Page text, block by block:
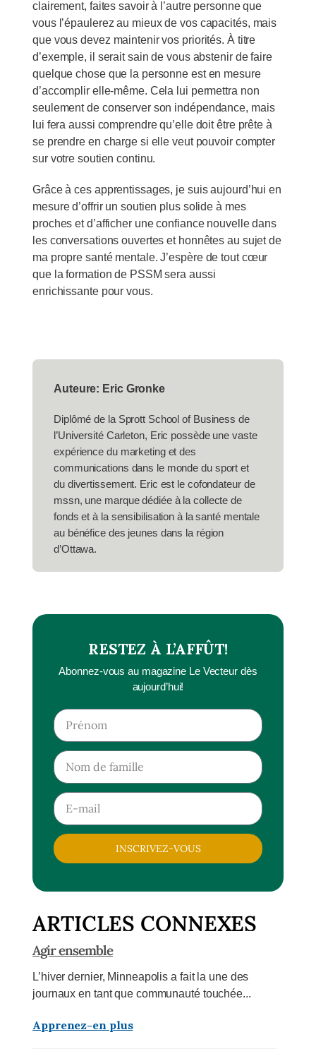
RESTEZ À L’AFFÛT!
Abonnez-vous au magazine Le Vecteur dès
aujourd’hui!
INSCRIVEZ-VOUS
ARTICLES CONNEXES
Agir ensemble
L’hiver dernier, Minneapolis a fait la une des
journaux en tant que communauté touchée...
Apprenez-en plus
clairement, faites savoir à l’autre personne que
vous l’épaulerez au mieux de vos capacités, mais
que vous devez maintenir vos priorités. À titre
d’exemple, il serait sain de vous abstenir de faire
quelque chose que la personne est en mesure
d’accomplir elle-même. Cela lui permettra non
seulement de conserver son indépendance, mais
lui fera aussi comprendre qu’elle doit être prête à
se prendre en charge si elle veut pouvoir compter
sur votre soutien continu.
Grâce à ces apprentissages, je suis aujourd’hui en
mesure d’offrir un soutien plus solide à mes
proches et d’afficher une confiance nouvelle dans
les conversations ouvertes et honnêtes au sujet de
ma propre santé mentale. J’espère de tout cœur
que la formation de PSSM sera aussi
enrichissante pour vous.
Auteure: Eric Gronke
Diplômé de la Sprott School of Business de
l’Université Carleton, Eric possède une vaste
expérience du marketing et des
communications dans le monde du sport et
du divertissement. Eric est le cofondateur de
mssn, une marque dédiée à la collecte de
fonds et à la sensibilisation à la santé mentale
au bénéfice des jeunes dans la région
d’Ottawa.